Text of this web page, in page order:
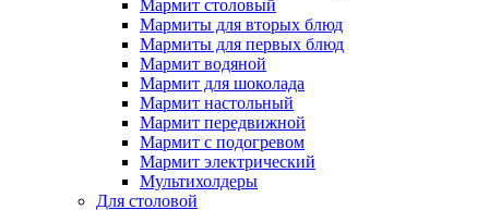
Мармит столовый
Мармиты для вторых блюд
Мармиты для первых блюд
Мармит водяной
Мармит для шоколада
Мармит настольный
Мармит передвижной
Мармит с подогревом
Мармит электрический
Мультихолдеры
Для столовой